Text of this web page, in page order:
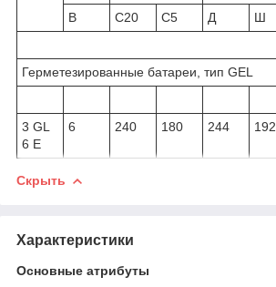
В С20 С5 Д Ш
Герметезированные батареи, тип GEL
3 GL
6 E
6 240 180 244 192
Скрыть
Характеристики
Основные атрибуты